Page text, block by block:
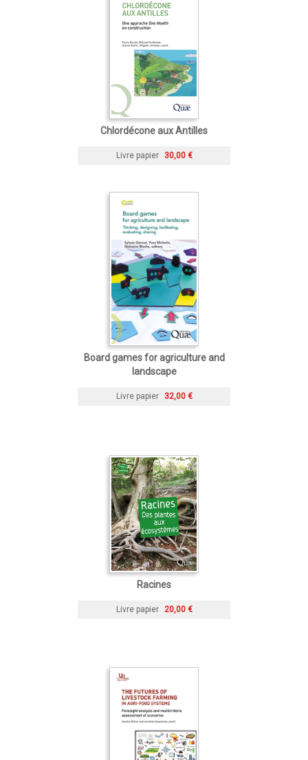
Chlordécone aux Antilles
Livre papier 30,00 €
Board games for agriculture and
landscape
Livre papier 32,00 €
Racines
Livre papier 20,00 €